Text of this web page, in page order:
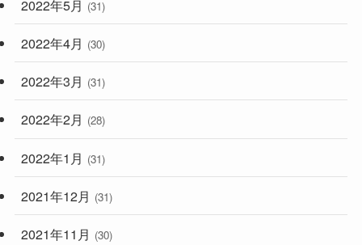
2022年5月 (31)
2022年4月 (30)
2022年3月 (31)
2022年2月 (28)
2022年1月 (31)
2021年12月 (31)
2021年11月 (30)